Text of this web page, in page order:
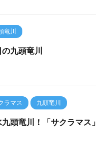
竜川
九頭竜川
ラマス 九頭竜川
頭竜川！「サクラマス」